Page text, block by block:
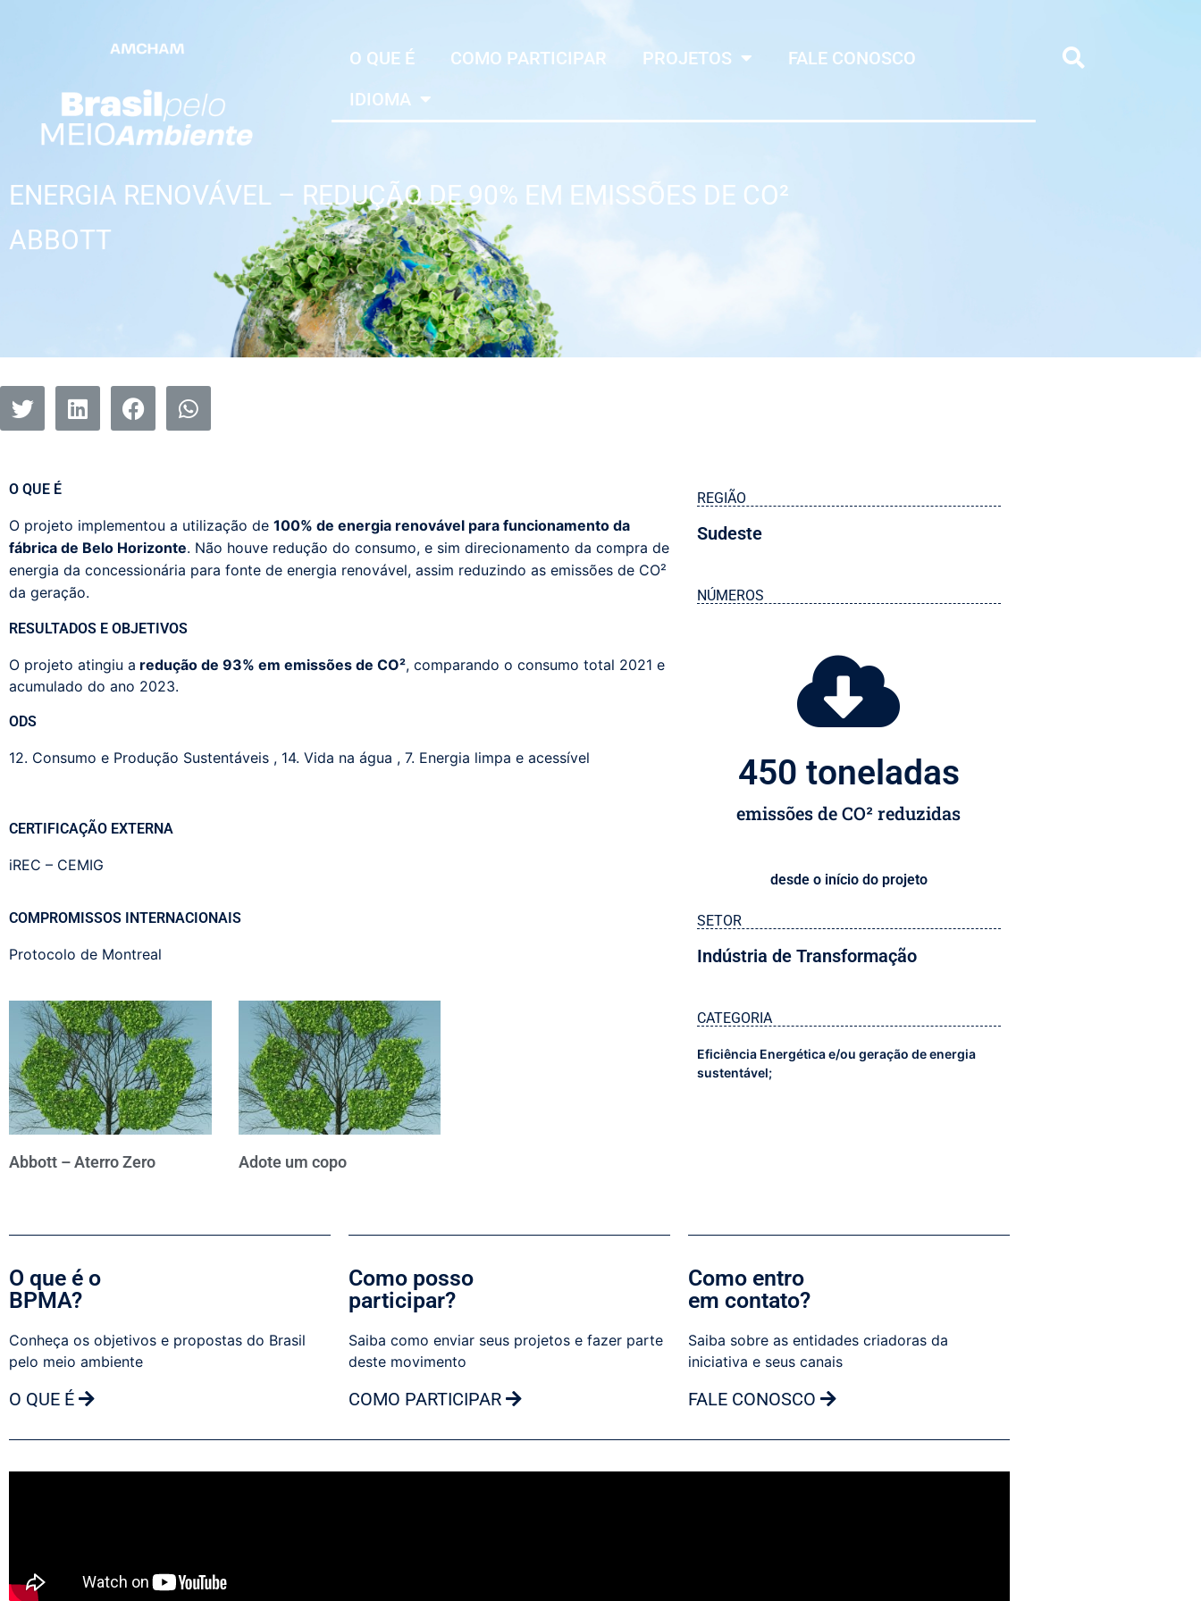
O QUE É COMO PARTICIPAR PROJETOS
FALE CONOSCO
IDIOMA
ENERGIA RENOVÁVEL – REDUÇÃO DE 90% EM EMISSÕES DE CO²
ABBOTT
O QUE É
O projeto implementou a utilização de 100% de energia renovável para funcionamento da
fábrica de Belo Horizonte. Não houve redução do consumo, e sim direcionamento da compra de
energia da concessionária para fonte de energia renovável, assim reduzindo as emissões de CO²
da geração.
RESULTADOS E OBJETIVOS
O projeto atingiu a redução de 93% em emissões de CO², comparando o consumo total 2021 e
acumulado do ano 2023.
ODS
12. Consumo e Produção Sustentáveis , 14. Vida na água , 7. Energia limpa e acessível
CERTIFICAÇÃO EXTERNA
iREC – CEMIG
COMPROMISSOS INTERNACIONAIS
Protocolo de Montreal
Abbott – Aterro Zero Adote um copo
REGIÃO
Sudeste
NÚMEROS
emissões de CO² reduzidas
450 toneladas
desde o início do projeto
SETOR
Indústria de Transformação
CATEGORIA
Eficiência Energética e/ou geração de energia
sustentável;
O que é o
BPMA?
Conheça os objetivos e propostas do Brasil
pelo meio ambiente
O QUE É
Como posso
participar?
Saiba como enviar seus projetos e fazer parte
deste movimento
COMO PARTICIPAR
Como entro
em contato?
Saiba sobre as entidades criadoras da
iniciativa e seus canais
FALE CONOSCO